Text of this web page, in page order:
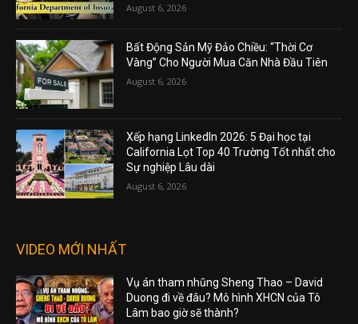
August 6, 2026
Bất Động Sản Mỹ Đảo Chiều: “Thời Cơ
Vàng” Cho Người Mua Căn Nhà Đầu Tiên
August 6, 2026
Xếp hạng LinkedIn 2026: 5 Đại học tại
California Lọt Top 40 Trường Tốt nhất cho
Sự nghiệp Lâu dài
August 6, 2026
VIDEO MỚI NHẤT
Vụ án tham nhũng Sheng Thao – David
Duong đi về đâu? Mô hình XHCN của Tô
Lâm bao giờ sẽ thành?